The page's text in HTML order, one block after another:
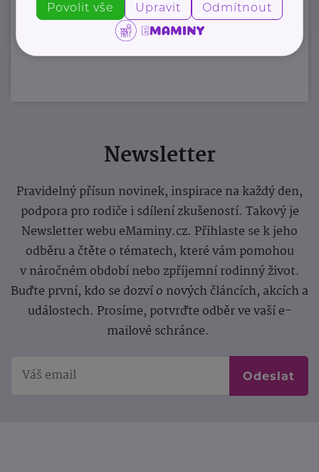
Zobrazit přehled společností
Newsletter
Pravidelný přísun novinek, inspirace na každý den,
podpora pro rodiče i sdílení zkušeností. Takový je
Newsletter webu eMaminy.cz. Přihlaste se k jeho
odběru a čtěte o tématech, které vám pomohou
v náročném období nebo zpříjemní rodinný život.
Buďte první, kdo se dozví o nových článcích, akcích a
událostech. Prosíme, potvrďte odběr ve vaší e-
mailové schránce.
Odeslat
Povolit vše Upravit Odmítnout